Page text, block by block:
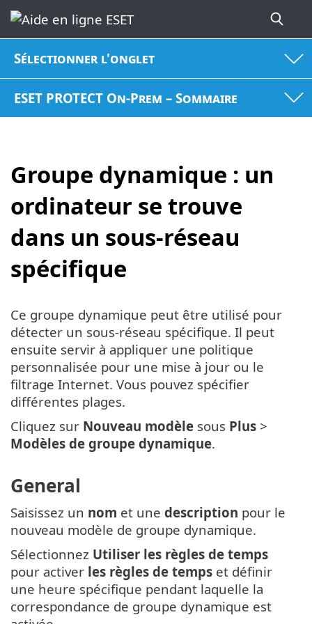
Sélectionner l'onglet
ESET PROTECT On-Prem – Sommaire
Groupe dynamique : un
ordinateur se trouve
dans un sous-réseau
spécifique
Ce groupe dynamique peut être utilisé pour
détecter un sous-réseau spécifique. Il peut
ensuite servir à appliquer une politique
personnalisée pour une mise à jour ou le
filtrage Internet. Vous pouvez spécifier
différentes plages.
Cliquez sur Nouveau modèle sous Plus >
Modèles de groupe dynamique.
General
Saisissez un nom et une description pour le
nouveau modèle de groupe dynamique.
Sélectionnez Utiliser les règles de temps
pour activer les règles de temps et définir
une heure spécifique pendant laquelle la
correspondance de groupe dynamique est